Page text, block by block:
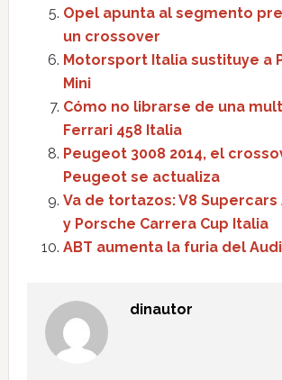
Opel apunta al segmento
un crossover
Motorsport Italia sustituye a
Mini
Cómo no librarse de una
Ferrari 458 Italia
Peugeot 3008 2014, el
Peugeot se actualiza
Va de tortazos: V8
y Porsche Carrera Cup Italia
ABT aumenta la furia del
dinautor